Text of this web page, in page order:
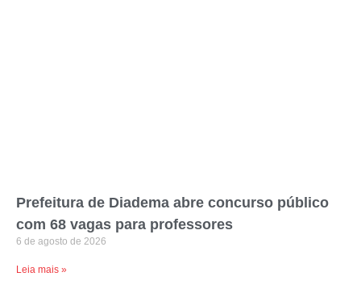
Prefeitura de Diadema abre concurso público
com 68 vagas para professores
6 de agosto de 2026
Leia mais »